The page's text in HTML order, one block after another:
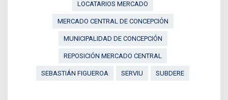
LOCATARIOS MERCADO
MERCADO CENTRAL DE CONCEPCIÓN
MUNICIPALIDAD DE CONCEPCIÓN
REPOSICIÓN MERCADO CENTRAL
SEBASTIÁN FIGUEROA SERVIU SUBDERE